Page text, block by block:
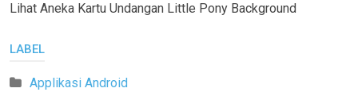
Lihat Aneka Kartu Undangan Little Pony Background
LABEL
Applikasi Android